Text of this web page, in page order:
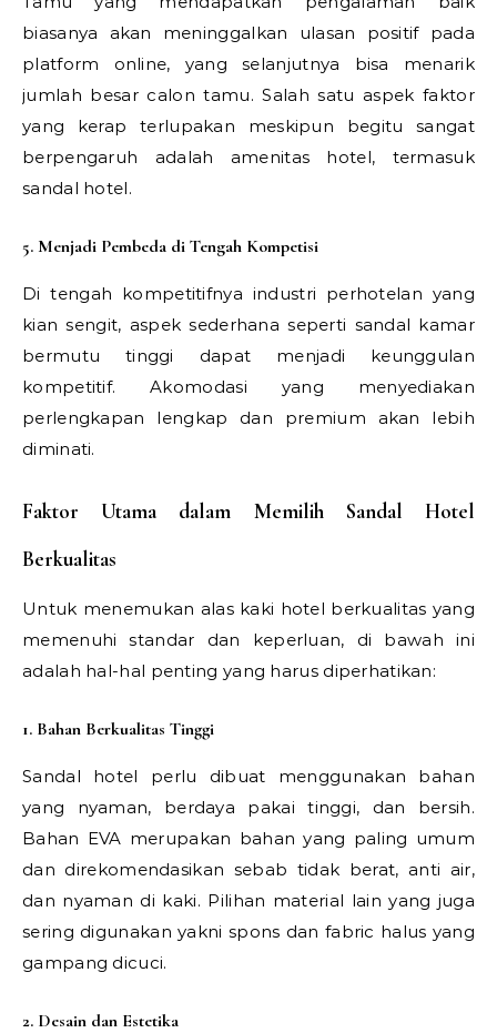
biasanya akan meninggalkan ulasan positif pada
platform online, yang selanjutnya bisa menarik
jumlah besar calon tamu. Salah satu aspek faktor
yang kerap terlupakan meskipun begitu sangat
berpengaruh adalah amenitas hotel, termasuk
sandal hotel.
5. Menjadi Pembeda di Tengah Kompetisi
Di tengah kompetitifnya industri perhotelan yang
kian sengit, aspek sederhana seperti sandal kamar
bermutu tinggi dapat menjadi keunggulan
kompetitif. Akomodasi yang menyediakan
perlengkapan lengkap dan premium akan lebih
diminati.
Faktor Utama dalam Memilih Sandal Hotel
Berkualitas
Untuk menemukan alas kaki hotel berkualitas yang
memenuhi standar dan keperluan, di bawah ini
adalah hal-hal penting yang harus diperhatikan:
1. Bahan Berkualitas Tinggi
Sandal hotel perlu dibuat menggunakan bahan
yang nyaman, berdaya pakai tinggi, dan bersih.
Bahan EVA merupakan bahan yang paling umum
dan direkomendasikan sebab tidak berat, anti air,
dan nyaman di kaki. Pilihan material lain yang juga
sering digunakan yakni spons dan fabric halus yang
gampang dicuci.
2. Desain dan Estetika